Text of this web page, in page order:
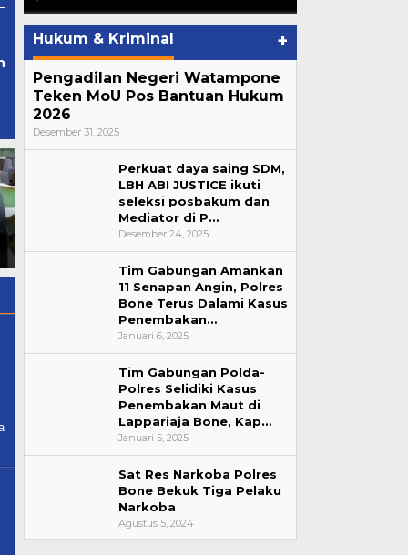
Kapolres Bone Pimpin Apel
Penyambutan Personel
Batalyon C Pelopor
Satbrimob Polda Sulsel Usai
Tugas BKO Polda Papua
Bahas Program Menuju
Indonesia Emas 2045,
Daerah di Bogor
Hukum & Kriminal +
Pengadilan Negeri Watampone
Teken MoU Pos Bantuan Hukum
2026
Desember 31, 2025
Perkuat daya saing SDM,
LBH ABI JUSTICE ikuti
seleksi posbakum dan
Mediator di P…
Desember 24, 2025
Tim Gabungan Amankan
11 Senapan Angin, Polres
Bone Terus Dalami Kasus
Penembakan…
Januari 6, 2025
Tim Gabungan Polda-
Polres Selidiki Kasus
Penembakan Maut di
Lappariaja Bone, Kap…
Januari 5, 2025
Sat Res Narkoba Polres
Bone Bekuk Tiga Pelaku
Narkoba
Agustus 5, 2024